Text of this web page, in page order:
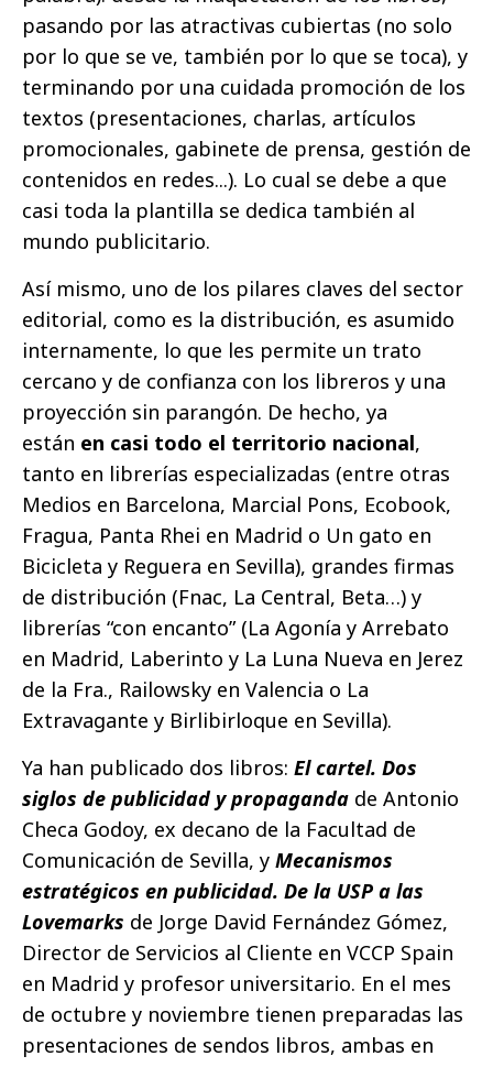
pasando por las atractivas cubiertas (no solo
por lo que se ve, también por lo que se toca), y
terminando por una cuidada promoción de los
textos (presentaciones, charlas, artículos
promocionales, gabinete de prensa, gestión de
contenidos en redes...). Lo cual se debe a que
casi toda la plantilla se dedica también al
mundo publicitario.
Así mismo, uno de los pilares claves del sector
editorial, como es la distribución, es asumido
internamente, lo que les permite un trato
cercano y de confianza con los libreros y una
proyección sin parangón. De hecho, ya
están en casi todo el territorio nacional,
tanto en librerías especializadas (entre otras
Medios en Barcelona, Marcial Pons, Ecobook,
Fragua, Panta Rhei en Madrid o Un gato en
Bicicleta y Reguera en Sevilla), grandes firmas
de distribución (Fnac, La Central, Beta…) y
librerías “con encanto” (La Agonía y Arrebato
en Madrid, Laberinto y La Luna Nueva en Jerez
de la Fra., Railowsky en Valencia o La
Extravagante y Birlibirloque en Sevilla).
Ya han publicado dos libros: El cartel. Dos
siglos de publicidad y propaganda de Antonio
Checa Godoy, ex decano de la Facultad de
Comunicación de Sevilla, y Mecanismos
estratégicos en publicidad. De la USP a las
Lovemarks de Jorge David Fernández Gómez,
Director de Servicios al Cliente en VCCP Spain
en Madrid y profesor universitario. En el mes
de octubre y noviembre tienen preparadas las
presentaciones de sendos libros, ambas en